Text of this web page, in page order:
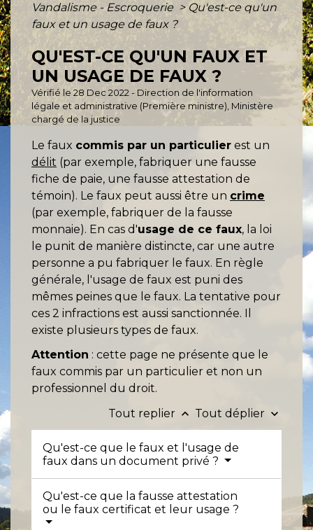
Vandalisme - Escroquerie > Qu'est-ce qu'un
faux et un usage de faux ?
QU'EST-CE QU'UN FAUX ET
UN USAGE DE FAUX ?
Vérifié le 28 Dec 2022 - Direction de l'information
légale et administrative (Première ministre), Ministère
chargé de la justice
Le faux commis par un particulier est un
délit (par exemple, fabriquer une fausse
fiche de paie, une fausse attestation de
témoin). Le faux peut aussi être un crime
(par exemple, fabriquer de la fausse
monnaie). En cas d'usage de ce faux, la loi
le punit de manière distincte, car une autre
personne a pu fabriquer le faux. En règle
générale, l'usage de faux est puni des
mêmes peines que le faux. La tentative pour
ces 2 infractions est aussi sanctionnée. Il
existe plusieurs types de faux.
Attention : cette page ne présente que le
faux commis par un particulier et non un
professionnel du droit.
Tout replier keyboard_arrow_up Tout déplier keyboard_arrow_down
Qu'est-ce que le faux et l'usage de
faux dans un document privé ?
Qu'est-ce que la fausse attestation
ou le faux certificat et leur usage ?